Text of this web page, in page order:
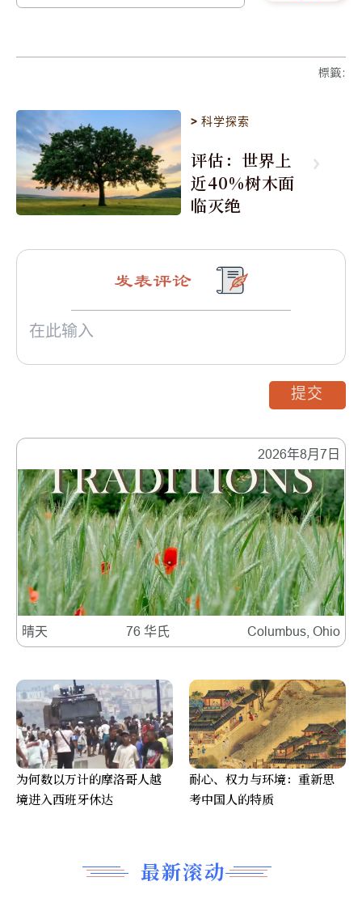
標籤:
>科学探索
评估：世界上
近40%树木面
临灭绝
2026年8月7日
晴天 76 华氏 Columbus, Ohio
最新滚动
发表评论
提交
为何数以万计的摩洛哥人越
境进入西班牙休达
耐心、权力与环境：重新思
考中国人的特质